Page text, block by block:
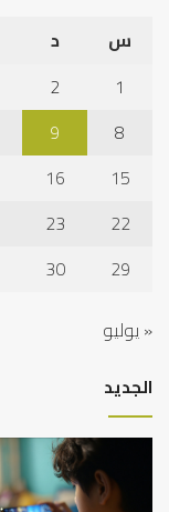
س
د
1
2
8
9
15
16
22
23
29
30
« يوليو
الجديد